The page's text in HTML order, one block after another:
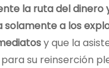
la ruta del dinero
solamente a los
y que la
su reinserción